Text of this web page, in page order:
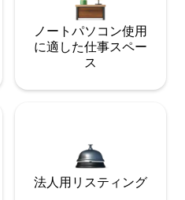
ノートパソコン使用
に適した仕事スペー
ス
法人用リスティング